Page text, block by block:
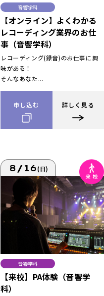
音響学科
【オンライン】よくわかる
レコーディング業界のお仕
事（音響学科）
レコーディング(録音)のお仕事に興
味がある！
そんなあなた...
申し込む 詳しく見る
8/16(日)
音響学科
【来校】PA体験（音響学
科）